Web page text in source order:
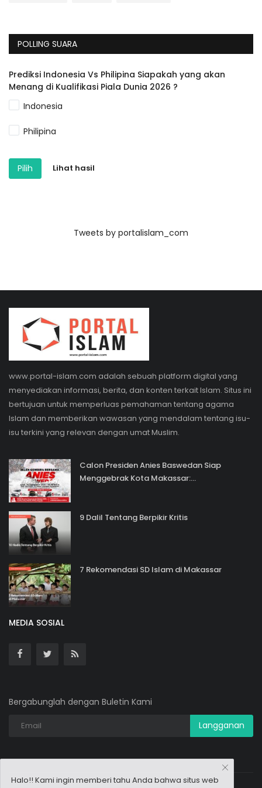
POLLING SUARA
Prediksi Indonesia Vs Philipina Siapakah yang akan
Menang di Kualifikasi Piala Dunia 2026 ?
Indonesia
Philipina
Pilih Lihat hasil
Tweets by portalislam_com
www.portal-islam.com adalah sebuah platform digital yang
menyediakan informasi, berita, dan konten terkait Islam. Situs ini
bertujuan untuk memperluas pemahaman tentang agama
Islam dan memberikan wawasan yang mendalam tentang isu-
isu terkini yang relevan dengan umat Muslim.
Calon Presiden Anies Baswedan Siap
Menggebrak Kota Makassar:...
9 Dalil Tentang Berpikir Kritis
7 Rekomendasi SD Islam di Makassar
MEDIA SOSIAL
Bergabunglah dengan Buletin Kami
Langganan
Halo!! Kami ingin memberi tahu Anda bahwa situs web